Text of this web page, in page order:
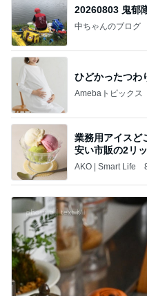
中ちゃんのブログ
ひどかったつわ
Amebaトピックス
業務用アイスど
安い市販の2リ
トレ
AKO | Smart Life